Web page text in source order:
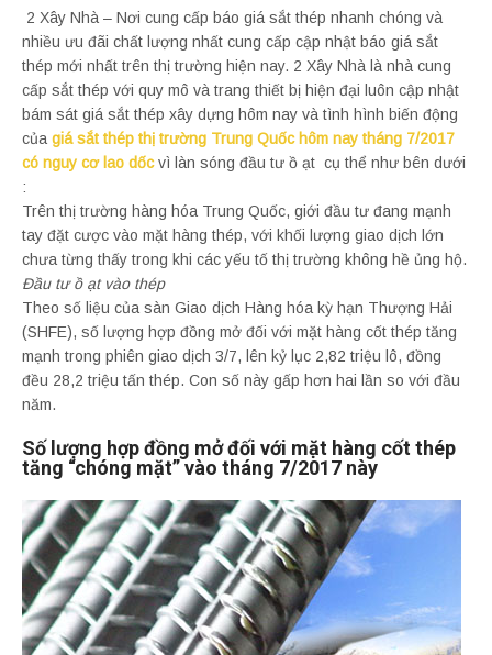
2 Xây Nhà – Nơi cung cấp báo giá sắt thép nhanh chóng và
nhiều ưu đãi chất lượng nhất cung cấp cập nhật báo giá sắt
thép mới nhất trên thị trường hiện nay. 2 Xây Nhà là nhà cung
cấp sắt thép với quy mô và trang thiết bị hiện đại luôn cập nhật
bám sát giá sắt thép xây dựng hôm nay và tình hình biến động
của giá sắt thép thị trường Trung Quốc hôm nay tháng 7/2017
có nguy cơ lao dốc vì làn sóng đầu tư ồ ạt cụ thể như bên dưới
:
Trên thị trường hàng hóa Trung Quốc, giới đầu tư đang mạnh
tay đặt cược vào mặt hàng thép, với khối lượng giao dịch lớn
chưa từng thấy trong khi các yếu tố thị trường không hề ủng hộ.
Đầu tư ồ ạt vào thép
Theo số liệu của sàn Giao dịch Hàng hóa kỳ hạn Thượng Hải
(SHFE), số lượng hợp đồng mở đối với mặt hàng cốt thép tăng
mạnh trong phiên giao dịch 3/7, lên kỷ lục 2,82 triệu lô, đồng
đều 28,2 triệu tấn thép. Con số này gấp hơn hai lần so với đầu
năm.
Số lượng hợp đồng mở đối với mặt hàng cốt thép
tăng “chóng mặt” vào tháng 7/2017 này